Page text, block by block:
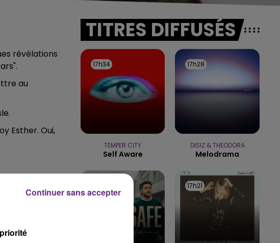
FM
19h15 - 20h00
LA RADIO POP
révélations
au
Esther. Oui,
euros
de TF1
TITRES DIFFUSÉS
17h34
17h34
TEMPER CITY
Self Aware
17h28
17h28
DISIZ & THEODORA
Melodrama
17h21
17h21
Continuer sans accepter